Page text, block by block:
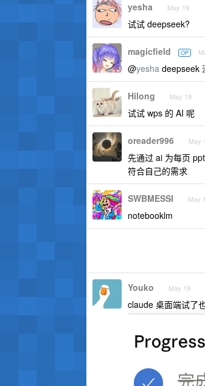
yesha May 19
试试 deepseek?
magicfield OP
@yesha deepseek
Hilong May 19
试试 wps 的 AI 呢
oreader996 May
先通过 ai 为每页
符合自己的需求
SWBMESSI May
notebooklm
Youko May 19
claude 桌面端试了